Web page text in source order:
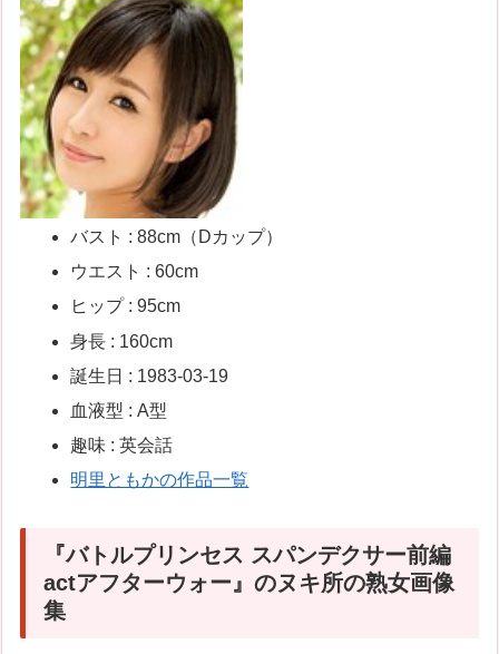
バスト : 88cm（Dカップ）
ウエスト : 60cm
ヒップ : 95cm
身長 : 160cm
誕生日 : 1983-03-19
血液型 : A型
趣味 : 英会話
明里ともかの作品一覧
『バトルプリンセス スパンデクサー前編
actアフターウォー』のヌキ所の熟女画像
集